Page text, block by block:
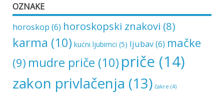
OZNAKE
horoskop (6) horoskopski znakovi (8)
karma (10) kućni ljubimci (5) ljubav(6) mačke
(9) mudre priče (10) priče (14)
zakon privlačenja (13) čakre (4)